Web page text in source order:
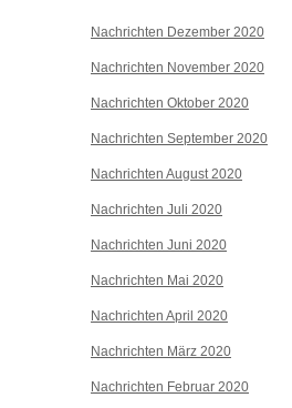
Nachrichten Dezember 2020
Nachrichten November 2020
Nachrichten Oktober 2020
Nachrichten September 2020
Nachrichten August 2020
Nachrichten Juli 2020
Nachrichten Juni 2020
Nachrichten Mai 2020
Nachrichten April 2020
Nachrichten März 2020
Nachrichten Februar 2020